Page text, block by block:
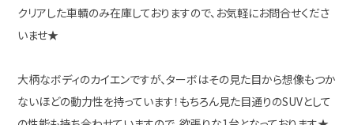
クリアした車輌のみ在庫しておりますので、お気軽にお問合せくださ
いませ★
大柄なボディのカイエンですが、ターボはその見た目から想像もつか
ないほどの動力性を持っています！もちろん見た目通りのSUVとして